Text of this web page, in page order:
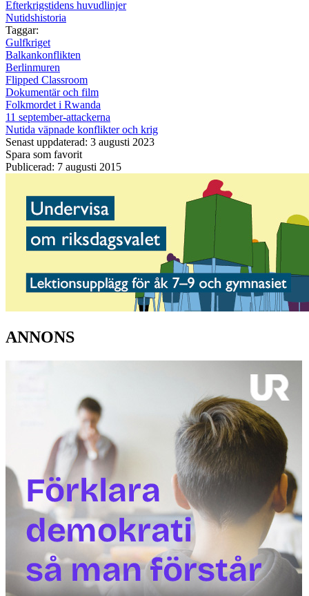
Efterkrigstidens huvudlinjer
Nutidshistoria
Taggar:
Gulfkriget
Balkankonflikten
Berlinmuren
Flipped Classroom
Dokumentär och film
Folkmordet i Rwanda
11 september-attackerna
Nutida väpnade konflikter och krig
Senast uppdaterad: 3 augusti 2023
Spara som favorit
Publicerad: 7 augusti 2015
ANNONS